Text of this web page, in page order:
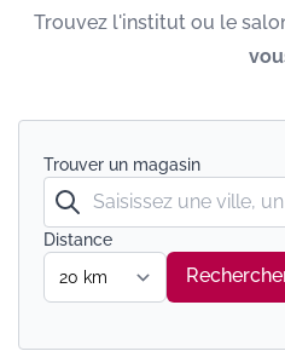
Trouvez l'institut ou le
Trouver un magasin
Distance